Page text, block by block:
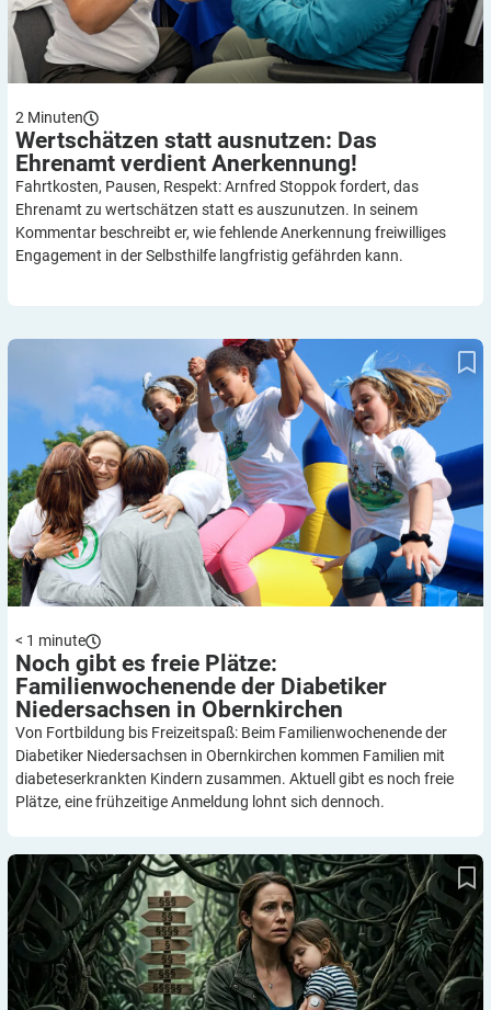
2 Minuten
Wertschätzen statt ausnutzen: Das
Ehrenamt verdient Anerkennung!
Fahrtkosten, Pausen, Respekt: Arnfred Stoppok fordert, das
Ehrenamt zu wertschätzen statt es auszunutzen. In seinem
Kommentar beschreibt er, wie fehlende Anerkennung freiwilliges
Engagement in der Selbsthilfe langfristig gefährden kann.
Noch gibt es freie Plätze: Familienwochenende der Diabetiker
Niedersachsen in Obernkirchen
< 1 minute
Noch gibt es freie Plätze:
Familienwochenende der Diabetiker
Niedersachsen in Obernkirchen
Von Fortbildung bis Freizeitspaß: Beim Familienwochenende der
Diabetiker Niedersachsen in Obernkirchen kommen Familien mit
diabeteserkrankten Kindern zusammen. Aktuell gibt es noch freie
Plätze, eine frühzeitige Anmeldung lohnt sich dennoch.
Typ-F-Familien wieder abgehängt: Beratungsverfahren zur
Krankenbeobachtung bei Diabetes Typ 1 liegt auf Eis